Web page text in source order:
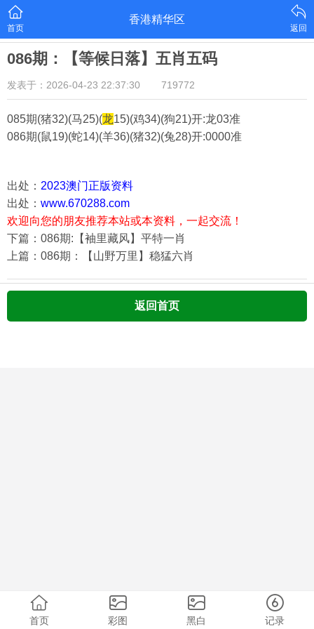
首页
香港精华区
返回
086期：【等候日落】五肖五码
发表于：2026-04-23 22:37:30 719772
085期(猪32)(马25)(龙15)(鸡34)(狗21)开:龙03准
086期(鼠19)(蛇14)(羊36)(猪32)(兔28)开:0000准
出处： 2023澳门正版资料
出处： www.670288.com
欢迎向您的朋友推荐本站或本资料，一起交流！
下篇：086期:【袖里藏风】平特一肖
上篇：086期：【山野万里】稳猛六肖
返回首页
首页 彩图 黑白 记录